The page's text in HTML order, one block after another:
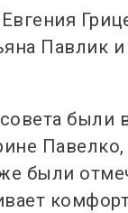
Павлик
были
были